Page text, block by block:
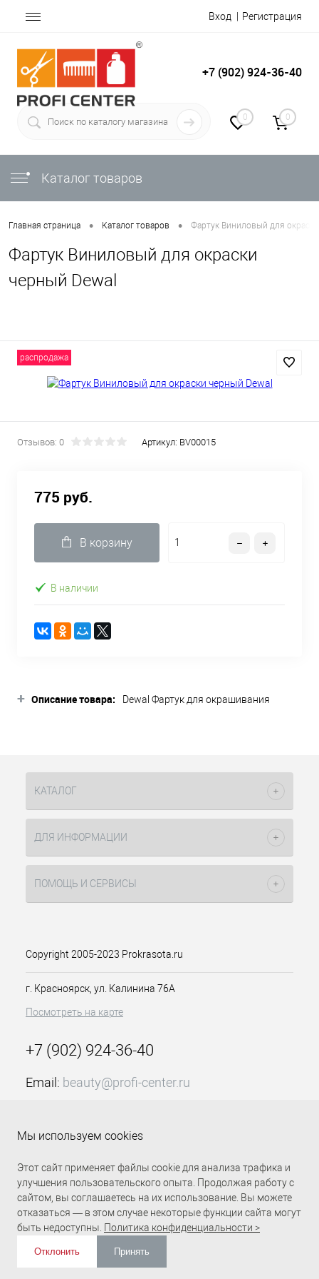
Вход Регистрация
+7 (902) 924-36-40
0 0
Каталог товаров
Главная страница • Каталог товаров • Фартук Виниловый для
Фартук Виниловый для окраски
черный Dewal
распродажа
Отзывов: 0 Артикул: BV00015
775 руб.
В корзину
В наличии
+ Описание товара:
Dewal Фартук для окрашивания
POLYESTER, 70% PVC).
Используются для защиты одежды.
КАТАЛОГ
ДЛЯ ИНФОРМАЦИИ
ПОМОЩЬ И СЕРВИСЫ
Copyright 2005-2023 Prokrasota.ru
г. Красноярск, ул. Калинина 76А
Посмотреть на карте
+7 (902) 924-36-40
Email: beauty@profi-center.ru
Прямая связь Profi Center
Мы используем cookies
Этот сайт применяет файлы cookie для анализа трафика и
улучшения пользовательского опыта. Продолжая работу с
сайтом, вы соглашаетесь на их использование. Вы можете
отказаться — в этом случае некоторые функции сайта могут
быть недоступны. Политика конфиденциальности >
Отклонить Принять